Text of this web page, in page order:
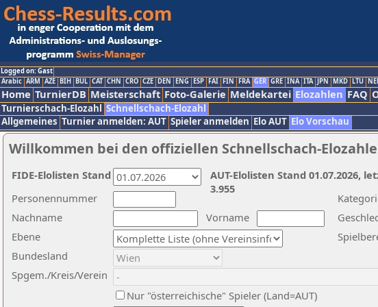
Logged on: Gast
Arabic ARM AZE BIH BUL CAT CHN CRO CZE DEN ENG ESP FAI FIN FRA GER GRE INA ITA JPN MKD LTU
Home TurnierDB Meisterschaft Foto-Galerie Meldekartei Elozahlen FAQ
Turnierschach-Elozahl Schnellschach-Elozahl
Allgemeines Turnier anmelden: AUT Spieler anmelden Elo AUT Elo Vorschau
Willkommen bei den offiziellen Schnellschach-
Nachname
Vorname
Ebene
Personennummer
Bundesland
Spgem./Kreis/Verein
Nur "österreichische" Spieler (Land=AUT)
AUT-Elolisten Stand 01.07.2026,
3.955
FIDE-Elolisten Stand